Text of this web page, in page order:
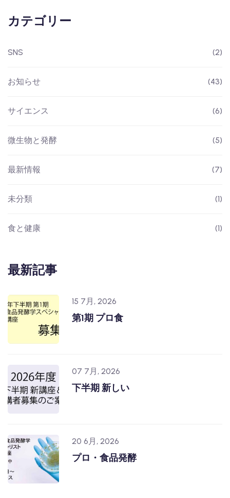
カテゴリー
SNS (2)
お知らせ (43)
サイエンス (6)
微生物と発酵 (5)
最新情報 (7)
未分類 (1)
食と健康 (1)
最新記事
15 7月, 2026
第1期 プロ食
07 7月, 2026
下半期 新しい
20 6月, 2026
プロ・食品発酵